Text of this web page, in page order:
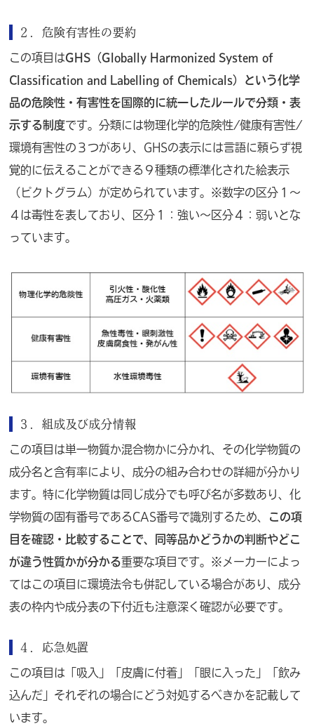
２．危険有害性の要約
この項目はGHS（Globally Harmonized System of
Classification and Labelling of Chemicals）という化学
品の危険性・有害性を国際的に統一したルールで分類・表
示する制度です。分類には物理化学的危険性/健康有害性/
環境有害性の３つがあり、GHSの表示には言語に頼らず視
覚的に伝えることができる９種類の標準化された絵表示
（ピクトグラム）が定められています。※数字の区分１～
４は毒性を表しており、区分１：強い～区分４：弱いとな
っています。
３．組成及び成分情報
この項目は単一物質か混合物かに分かれ、その化学物質の
成分名と含有率により、成分の組み合わせの詳細が分かり
ます。特に化学物質は同じ成分でも呼び名が多数あり、化
学物質の固有番号であるCAS番号で識別するため、 この項
目を確認・比較することで、同等品かどうかの判断やどこ
が違う性質かが分かる重要な項目です。※メーカーによっ
てはこの項目に環境法令も併記している場合があり、成分
表の枠内や成分表の下付近も注意深く確認が必要です。
４． 応急処置
この項目は「吸入」「皮膚に付着」「眼に入った」「飲み
込んだ」それぞれの場合にどう対処するべきかを記載して
います。